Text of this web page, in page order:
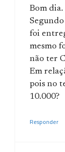
Bom dia.
foi
mesmo
não ter
Em
pois no
10.000?
Responder